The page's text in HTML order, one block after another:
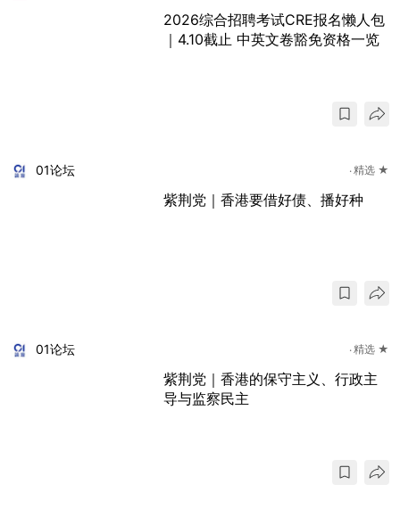
2026综合招聘考试CRE报名懒人包
｜4.10截止 中英文卷豁免资格一览
01论坛 精选 ★
紫荆党｜香港要借好债、播好种
01论坛 精选 ★
紫荆党｜香港的保守主义、行政主
导与监察民主